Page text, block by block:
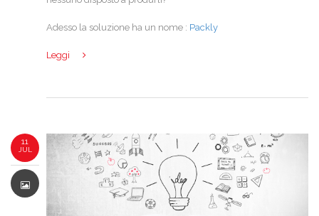
Adesso la soluzione ha un nome : Packly
Leggi
11
JUL